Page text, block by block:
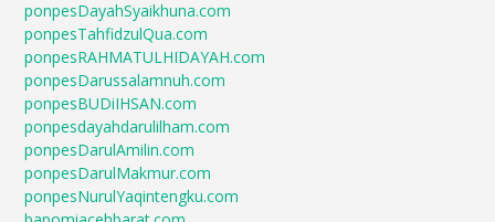
ponpesDayahSyaikhuna.com
ponpesTahfidzulQua.com
ponpesRAHMATULHIDAYAH.com
ponpesDarussalamnuh.com
ponpesBUDiIHSAN.com
ponpesdayahdarulilham.com
ponpesDarulAmilin.com
ponpesDarulMakmur.com
ponpesNurulYaqintengku.com